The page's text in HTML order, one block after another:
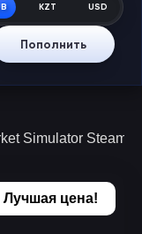
KZT USD
Пополнить
Simulator
Лучшая цена!